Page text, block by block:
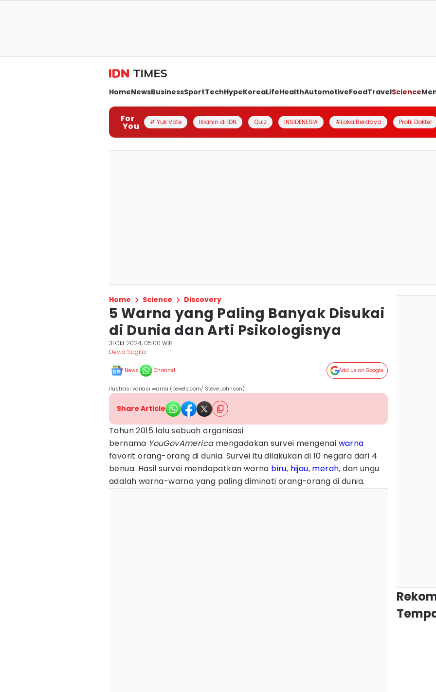
HomeNewsBusinessSportTechHypeKoreaLifeHealthAutomotiveFoodTravelScience
For
You # Yuk Vote Iklanin di IDN Quiz INSIDENESIA #LokalBerdaya Profil Dokter
Home Science Discovery
5 Warna yang Paling Banyak Disukai
di Dunia dan Arti Psikologisnya
31 Okt 2024, 05:00 WIB
Devia Sagita
News Channel Add Us on Google
ilustrasi variasi warna (pexels.com/ Steve Johnson)
Share Article
Tahun 2015 lalu sebuah organisasi
bernama YouGovAmerica mengadakan survei mengenai warna
favorit orang-orang di dunia. Survei itu dilakukan di 10 negara dari 4
benua. Hasil survei mendapatkan warna biru, hijau, merah, dan ungu
adalah warna-warna yang paling diminati orang-orang di dunia.